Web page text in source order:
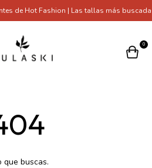
de Hot Fashion | Las tallas más
0
que buscas.